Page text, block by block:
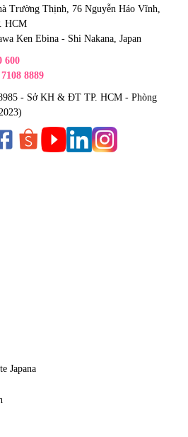
Trường Thịnh, 76 Nguyễn Háo Vĩnh,
HCM
Ken Ebina - Shi Nakana, Japan
600
8889
- Sở KH & ĐT TP. HCM - Phòng
Japana